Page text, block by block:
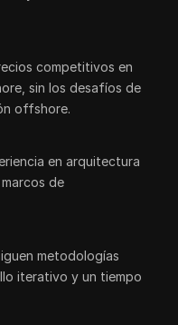
competitivos en
sin los desafíos de
offshore.
en arquitectura
de
metodologías
iterativo y un tiempo